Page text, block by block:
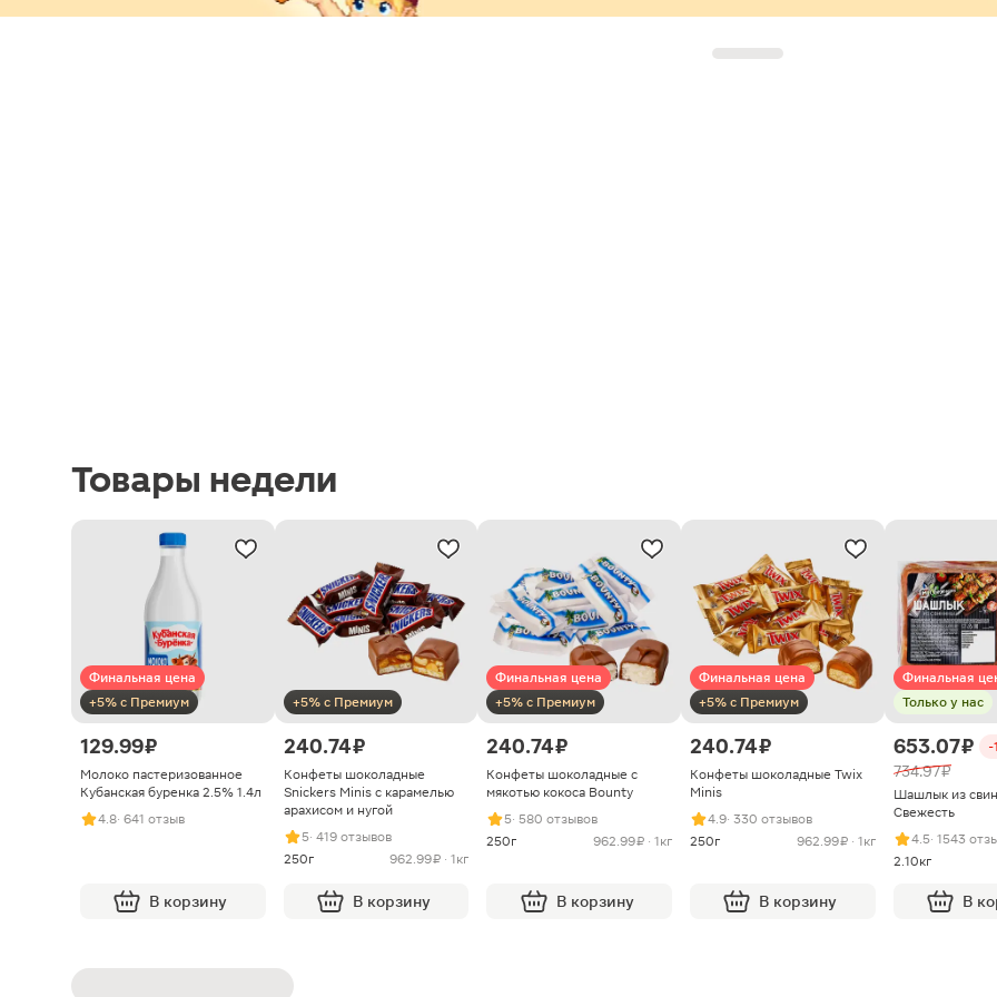
Товары недели
Финальная цена
+5% с Премиум
129.99 ₽
Молоко пастеризованное
Кубанская буренка 2.5% 1.4л
4.8· 641 отзыв
В корзину
+5% с Премиум
240.74 ₽
Конфеты шоколадные
Snickers Minis с карамелью
арахисом и нугой
5· 419 отзывов
250г
962.99 ₽ · 1кг
В корзину
Финальная цена
+5% с Премиум
240.74 ₽
Конфеты шоколадные с
мякотью кокоса Bounty
5· 580 отзывов
250г
962.99 ₽ · 1кг
В корзину
Финальная цена
+5% с Премиум
240.74 ₽
Конфеты шоколадные Twix
Minis
4.9· 330 отзывов
250г
962.99 ₽ · 1кг
В корзину
Финальная
Только у нас
653.07 ₽ -
734.97 ₽
Шашлык из
Свежесть
4.5· 1543
2.10кг
В